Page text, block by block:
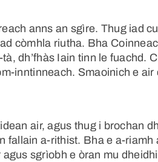
anns an sgìre. Thug iad
còmhla riutha. Bha
dh’fhàs Iain tinn le fuachd.
inntinneach. Smaoinich e air
air, agus thug i brochan
fallain a-rithist. Bha e a-riamh
sgrìobh e òran mu